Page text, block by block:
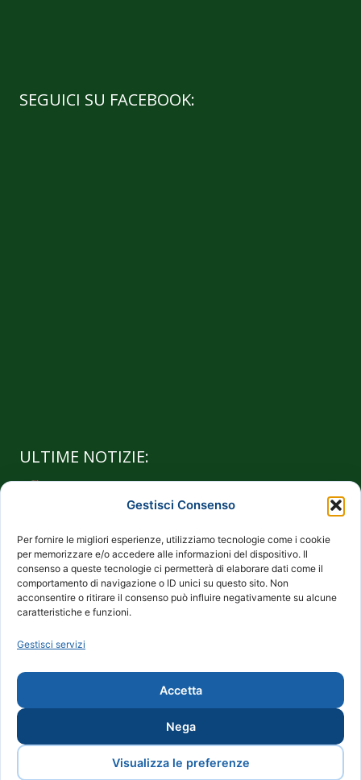
Gestisci Consenso
Per fornire le migliori esperienze, utilizziamo tecnologie come i cookie
per memorizzare e/o accedere alle informazioni del dispositivo. Il
consenso a queste tecnologie ci permetterà di elaborare dati come il
comportamento di navigazione o ID unici su questo sito. Non
acconsentire o ritirare il consenso può influire negativamente su alcune
caratteristiche e funzioni.
Gestisci servizi
Accetta
Nega
Visualizza le preferenze
SEGUICI SU FACEBOOK:
ULTIME NOTIZIE:
21 Novembre 2017
Di ritorno
8 Novembre 2017
Il Vino…Il Vino…
©2016 L'Amaur di Dario Panzacchi. Powered by Proweb.
Foto di Stefano Trevisiol.